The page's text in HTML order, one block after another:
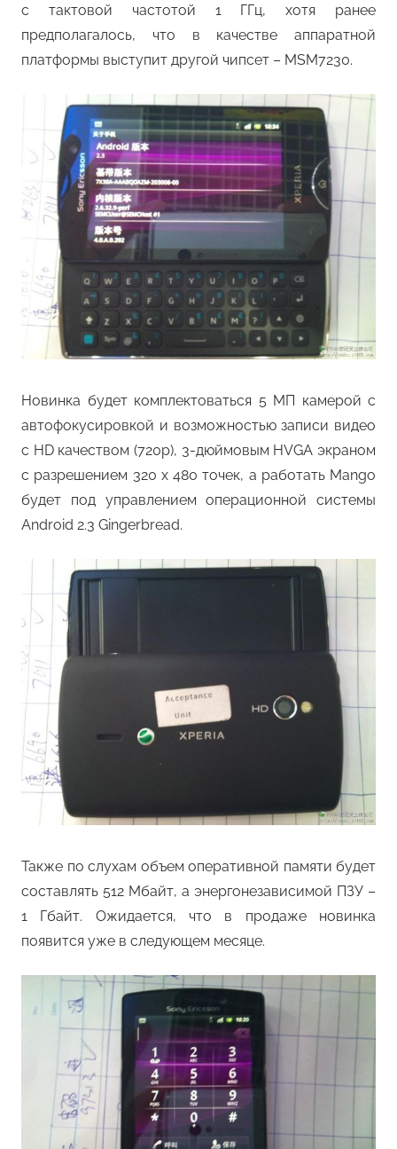
с тактовой частотой 1 ГГц, хотя ранее
предполагалось, что в качестве аппаратной
платформы выступит другой чипсет – MSM7230.
Новинка будет комплектоваться 5 МП камерой с
автофокусировкой и возможностью записи видео
с HD качеством (720p), 3-дюймовым HVGA экраном
с разрешением 320 x 480 точек, а работать Mango
будет под управлением операционной системы
Android 2.3 Gingerbread.
Также по слухам объем оперативной памяти будет
составлять 512 Мбайт, а энергонезависимой ПЗУ –
1 Гбайт. Ожидается, что в продаже новинка
появится уже в следующем месяце.